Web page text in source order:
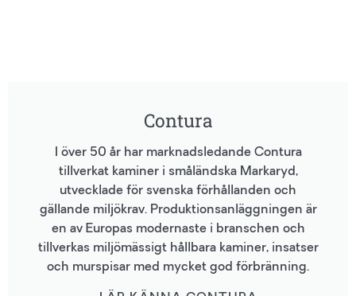
Contura
I över 50 år har marknadsledande Contura
tillverkat kaminer i småländska Markaryd,
utvecklade för svenska förhållanden och
gällande miljökrav. Produktionsanläggningen är
en av Europas modernaste i branschen och
tillverkas miljömässigt hållbara kaminer, insatser
och murspisar med mycket god förbränning.